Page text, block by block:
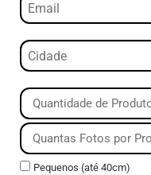
Pequenos (até 40cm)